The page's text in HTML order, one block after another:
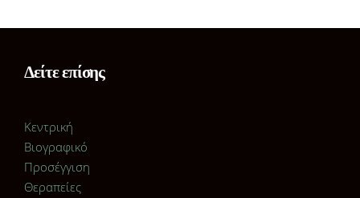
Δείτε επίσης
Κεντρική
Βιογραφικό
Προσέγγιση
Θεραπείες